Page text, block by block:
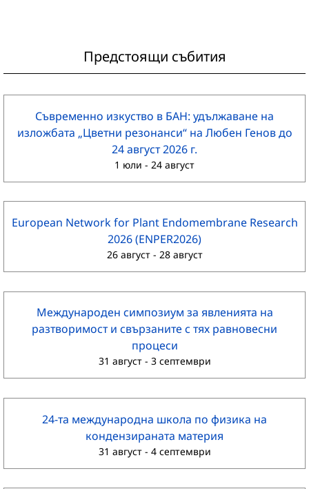
Предстоящи събития
Съвременно изкуство в БАН: удължаване на
изложбата „Цветни резонанси“ на Любен Генов до
24 август 2026 г.
1 юли - 24 август
European Network for Plant Endomembrane Research
2026 (ENPER2026)
26 август- 28 август
Международен симпозиум за явленията на
разтворимост и свързаните с тях равновесни
процеси
31 август- 3 септември
24-та международна школа по физика на
кондензираната материя
31 август- 4 септември